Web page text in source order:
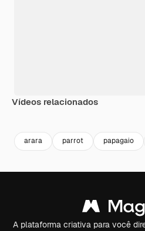
Vídeos relacionados
arara parrot papagaio
A plataforma criativa para você